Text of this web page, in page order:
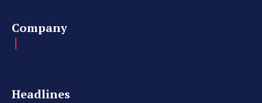
Company
Headlines